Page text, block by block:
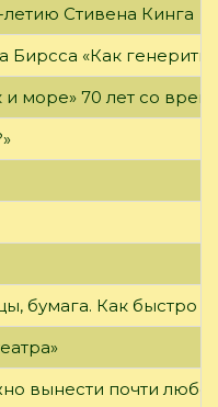
летию Стивена Кинга
Бирсса «Как
и море» 70 лет со
бумага. Как быстро
вынести почти